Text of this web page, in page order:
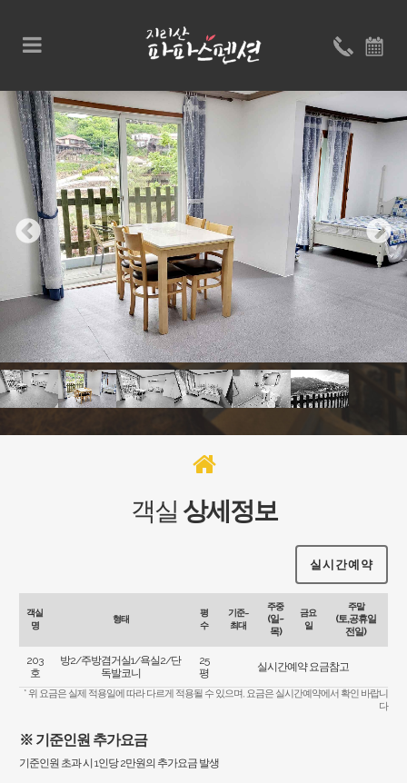
객실 상세정보
실시간예약
객실
명
형태
평
수
기준~
최대
주중
(일~
목)
금요
일
주말
(토,공휴일
전일)
203
호
방2/주방겸거실1/욕실2/단
독발코니
25
평
실시간예약 요금참고
* 위 요금은 실제 적용일에 따라 다르게 적용될 수 있으며, 요금은 실시간예약에서 확인 바랍니
다
※ 기준인원 추가요금
기준인원 초과 시 1인당 2만원의 추가요금 발생